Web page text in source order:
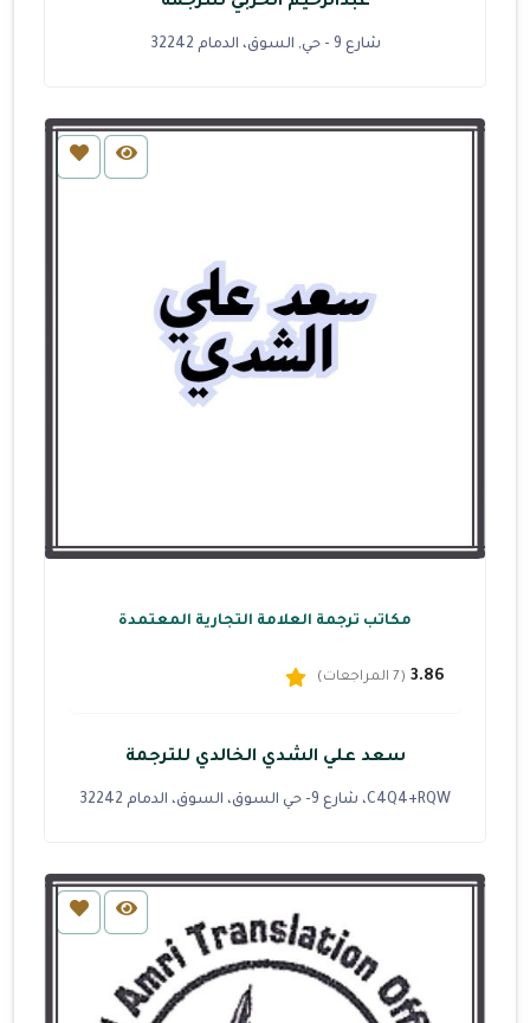
شارع 9 - حي, السوق، الدمام 32242
مكاتب ترجمة العلامة التجارية المعتمدة
3.86 (7 المراجعات)
سعد علي الشدي الخالدي للترجمة
C4Q4+RQW، شارع 9- حي السوق، السوق، الدمام 32242